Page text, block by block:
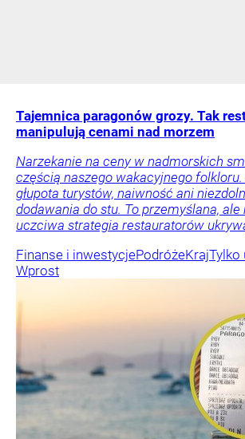
Tajemnica paragonów grozy. Tak
manipulują cenami nad morzem
Narzekanie na ceny w nadmorskich
częścią naszego wakacyjnego
głupota turystów, naiwność ani
dodawania do stu. To przemyślana, ale
uczciwa strategia restauratorów
Finanse i inwestycjePodróżeKrajTylko
Wprost